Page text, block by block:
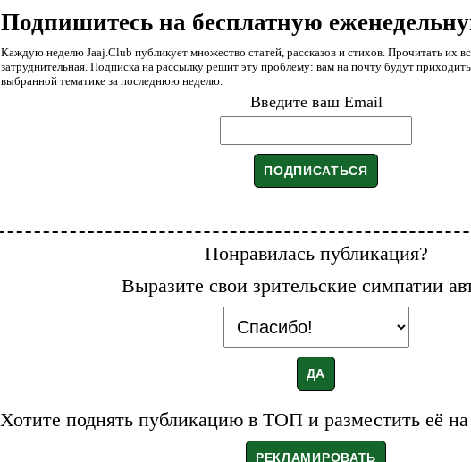
Подпишитесь на бесплатную
Каждую неделю Jaaj.Club публикует множество статей, рассказов и стихов. Прочитать их
затруднительная. Подписка на рассылку решит эту проблему: вам на почту будут
выбранной тематике за последнюю неделю.
Введите ваш Email
Понравилась публикация?
Выразите свои зрительские симпатии
Хотите поднять публикацию в ТОП и разместить её на